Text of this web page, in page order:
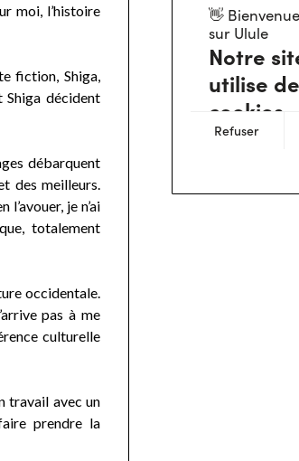
moi, l’histoire
fiction, Shiga,
Shiga décident
débarquent
des meilleurs.
je n’ai
totalement
occidentale.
pas à me
culturelle
travail avec un
prendre la